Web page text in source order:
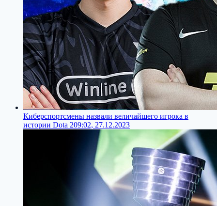
Киберспортсмены назвали величайшего игрока в
истории Dota 209:02, 27.12.2023